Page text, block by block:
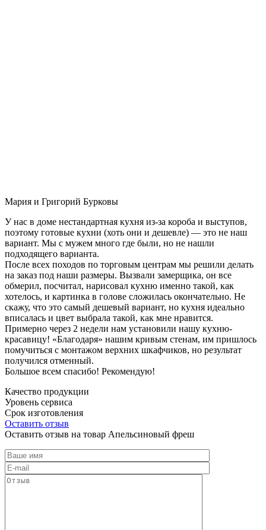
Мария и Григорий Бурковы
У нас в доме нестандартная кухня из-за короба и выступов,
поэтому готовые кухни (хоть они и дешевле) — это не наш
вариант. Мы с мужем много где были, но не нашли
подходящего варианта.
После всех походов по торговым центрам мы решили делать
на заказ под наши размеры. Вызвали замерщика, он все
обмерил, посчитал, нарисовал кухню именно такой, как
хотелось, и картинка в голове сложилась окончательно. Не
скажу, что это самый дешевый вариант, но кухня идеально
вписалась и цвет выбрала такой, как мне нравится.
Примерно через 2 недели нам установили нашу кухню-
красавицу! «Благодаря» нашим кривым стенам, им пришлось
помучиться с монтажом верхних шкафчиков, но результат
получился отменный.
Большое всем спасибо! Рекомендую!
Качество продукции
Уровень сервиса
Срок изготовления
Оставить отзыв
Оставить отзыв на товар Апельсиновый фреш